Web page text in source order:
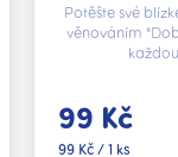
99 Kč
Měrná
99 Kč / 1 ks
Potěšte své
věnováním